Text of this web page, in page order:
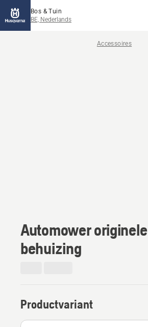
Bos & Tuin
BE, Nederlands
Accessoires
Automower originele
behuizing
Productvariant